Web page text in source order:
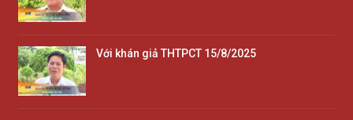
Với khán giả THTPCT 15/8/2025